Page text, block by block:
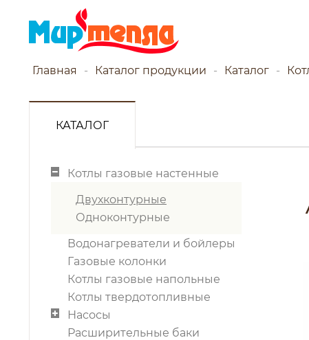
Главная Каталог продукции Каталог
КАТАЛОГ
Котлы газовые настенные
Двухконтурные
Одноконтурные
Водонагреватели и бойлеры
Газовые колонки
Котлы газовые напольные
Котлы твердотопливные
Насосы
Расширительные баки